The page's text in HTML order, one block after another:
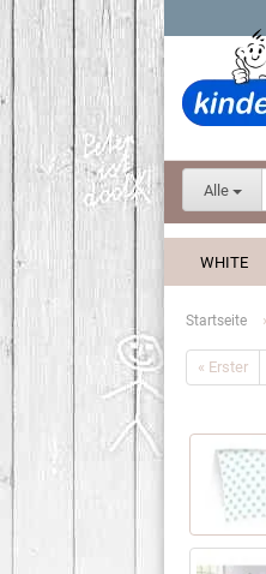
Alle
WHITE
Startseite
« Erster